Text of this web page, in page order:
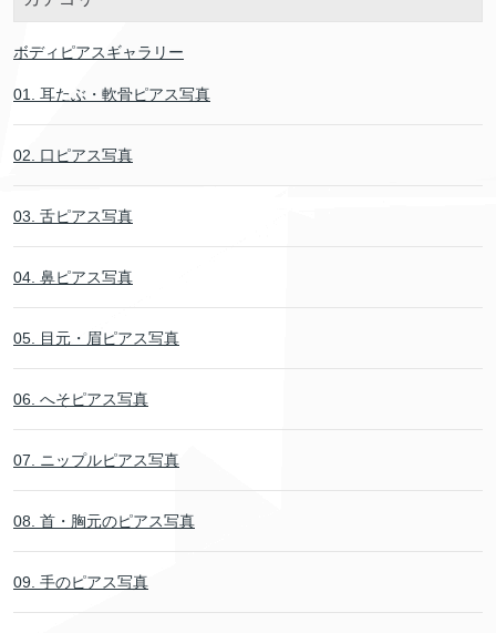
ボディピアスギャラリー
01. 耳たぶ・軟骨ピアス写真
02. 口ピアス写真
03. 舌ピアス写真
04. 鼻ピアス写真
05. 目元・眉ピアス写真
06. へそピアス写真
07. ニップルピアス写真
08. 首・胸元のピアス写真
09. 手のピアス写真